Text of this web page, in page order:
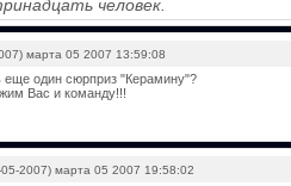
человек.
05 2007 13:59:08
еще один сюрприз "Керамину"?
Вас и команду!!!
марта 05 2007 19:58:02